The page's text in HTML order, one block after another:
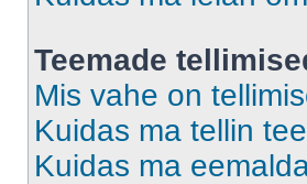
Teemade
Mis vahe on
Kuidas ma tellin
Kuidas ma